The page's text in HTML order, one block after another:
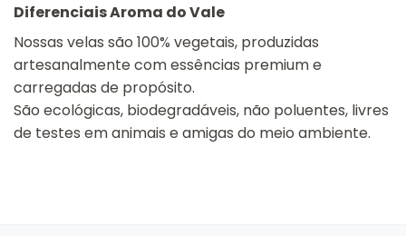
Diferenciais Aroma do Vale
Nossas velas são 100% vegetais, produzidas
artesanalmente com essências premium e
carregadas de propósito.
São ecológicas, biodegradáveis, não poluentes, livres
de testes em animais e amigas do meio ambiente.